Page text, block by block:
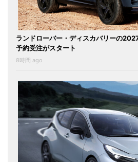
ランドローバー・ディスカバリーの
予約受注がスタート
8時間 ago